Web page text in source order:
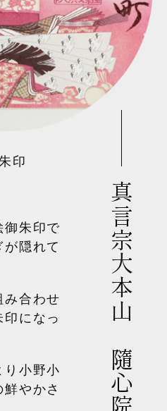
真言宗大本山 隨心院様
印
御朱印で
隠れて
み合わせ
になっ
り小野小
やかさ